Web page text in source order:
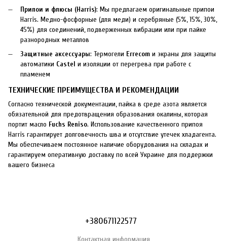
Припои и флюсы (Harris): Мы предлагаем оригинальные припои
Harris. Медно-фосфорные (для меди) и серебряные (5%, 15%, 30%,
45%) для соединений, подверженных вибрации или при пайке
разнородных металлов
Защитные аксессуары: Термогели Errecom и экраны для защиты
автоматики Castel и изоляции от перегрева при работе с
пламенем
ТЕХНИЧЕСКИЕ ПРЕИМУЩЕСТВА И РЕКОМЕНДАЦИИ
Согласно технической документации, пайка в среде азота является
обязательной для предотвращения образования окалины, которая
портит масло Fuchs Reniso. Использование качественного припоя
Harris гарантирует долговечность шва и отсутствие утечек хладагента.
Мы обеспечиваем постоянное наличие оборудования на складах и
гарантируем оперативную доставку по всей Украине для поддержки
вашего бизнеса
+380671122577
Контактная информация